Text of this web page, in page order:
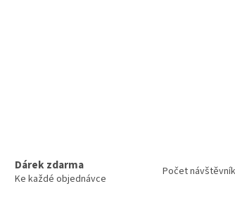
Dárek zdarma
Ke každé objednávce
Počet